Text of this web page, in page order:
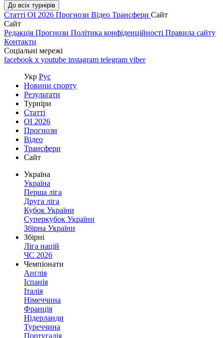
До всіх турнірів
Статті ОІ 2026 Прогнози Відео Трансфери Сайт
Сайт
Редакція Прогнози Політика конфіденційності Правила сайту
Контакти
Соціальні мережі
facebook x youtube instagram telegram viber
Укр Рус
Новини спорту
Результати
Турніри
Статті
ОІ 2026
Прогнози
Відео
Трансфери
Сайт
Україна
Україна
Перша ліга
Друга ліга
Кубок України
Суперкубок України
Збірна України
Збірні
Ліга націй
ЧС 2026
Чемпіонати
Англія
Іспанія
Італія
Німеччина
Франція
Нідерланди
Туреччина
Португалія